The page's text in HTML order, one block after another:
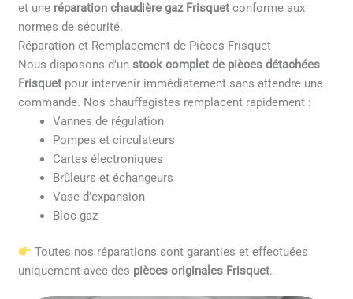
et une réparation chaudière gaz Frisquet conforme aux
normes de sécurité.
Réparation et Remplacement de Pièces Frisquet
Nous disposons d’unstock complet de pièces détachées
Frisquet pour intervenir immédiatement sans attendre une
commande. Nos chauffagistes remplacent rapidement :
Vannes de régulation
Pompes et circulateurs
Cartes électroniques
Brûleurs et échangeurs
Vase d’expansion
Bloc gaz
Toutes nos réparations sont garanties et effectuées
uniquement avec des pièces originales Frisquet.